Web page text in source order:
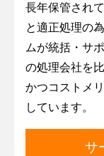
長年保管され
と適正処理の
ムが統括・サ
の処理会社を
かつコストメ
しています。
サ